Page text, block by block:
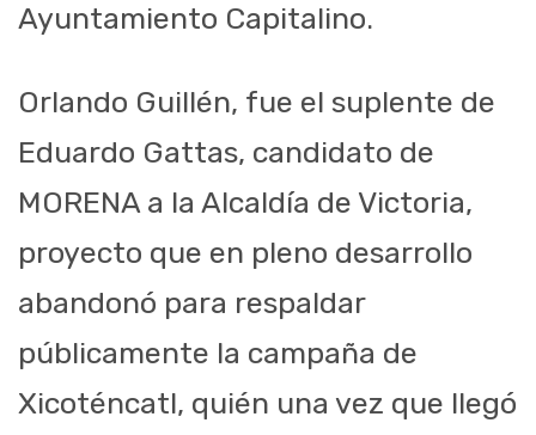
Ayuntamiento Capitalino.
Orlando Guillén, fue el suplente de
Eduardo Gattas, candidato de
MORENA a la Alcaldía de Victoria,
proyecto que en pleno desarrollo
abandonó para respaldar
públicamente la campaña de
Xicoténcatl, quién una vez que llegó